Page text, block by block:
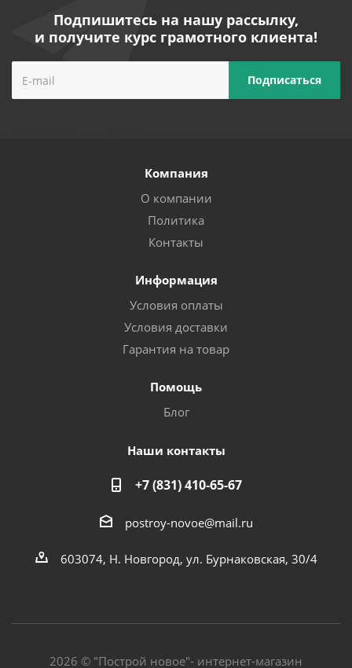
Подпишитесь на нашу рассылку,
и получите курс грамотного клиента!
Компания
О компании
Политика
Контакты
Информация
Условия оплаты
Условия доставки
Гарантия на товар
Помощь
Блог
Наши контакты
+7 (831) 410-65-67
postroy-novoe@mail.ru
603074, Н. Новгород, ул. Бурнаковская, 30/4
2026 © "Построй новое"- интернет-магазин